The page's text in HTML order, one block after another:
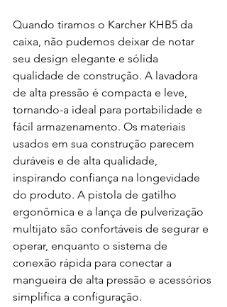
Quando tiramos o Karcher KHB5 da
caixa, não pudemos deixar de notar
seu design elegante e sólida
qualidade de construção. A lavadora
de alta pressão é compacta e leve,
tornando-a ideal para portabilidade e
fácil armazenamento. Os materiais
usados em sua construção parecem
duráveis e de alta qualidade,
inspirando confiança na longevidade
do produto. A pistola de gatilho
ergonômica e a lança de pulverização
multijato são confortáveis de segurar e
operar, enquanto o sistema de
conexão rápida para conectar a
mangueira de alta pressão e acessórios
simplifica a configuração.